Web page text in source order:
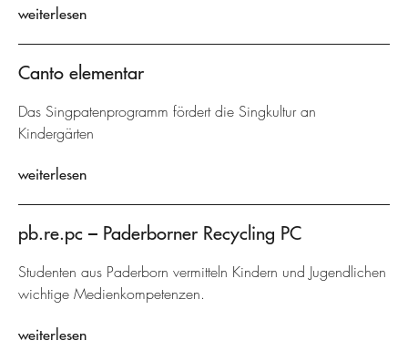
weiterlesen
Canto elementar
Das Singpatenprogramm fördert die Singkultur an
Kindergärten
weiterlesen
pb.re.pc – Paderborner Recycling PC
Studenten aus Paderborn vermitteln Kindern und Jugendlichen
wichtige Medienkompetenzen.
weiterlesen